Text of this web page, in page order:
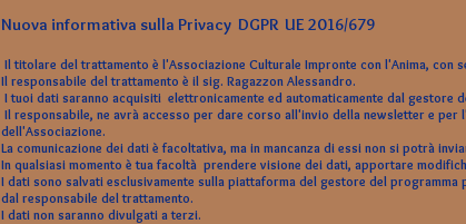
Nuova informativa sulla Privacy DGPR UE 2016/679
Il titolare del trattamento è l'Associazione Culturale Impronte con l'Anima, con
Il responsabile del trattamento è il sig. Ragazzon Alessandro.
I tuoi dati saranno acquisiti elettronicamente ed automaticamente dal gestore
Il responsabile, ne avrà accesso per dare corso all'invio della newsletter e
dell'Associazione.
La comunicazione dei dati è facoltativa, ma in mancanza di essi non si potrà
In qualsiasi momento è tua facoltà prendere visione dei dati, apportare
I dati sono salvati esclusivamente sulla piattaforma del gestore del
dal responsabile del trattamento.
I dati non saranno divulgati a terzi.​